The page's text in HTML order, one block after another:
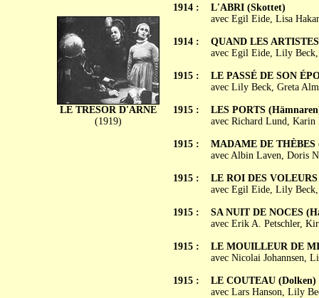
LE TRESOR D'ARNE
(1919)
1914 :
1914 :
1915 :
1915 :
1915 :
1915 :
1915 :
1915 :
1915 :
L'ABRI (Skottet)
avec Egil Eide, Lisa
QUAND LES
avec Egil Eide, Lily Beck,
LE PASSÉ DE SON
avec Lily Beck, Greta
LES PORTS
avec Richard Lund,
MADAME DE THÈBES
avec Albin Laven, Doris
LE ROI DES
avec Egil Eide, Lily Beck,
SA NUIT DE NOCES
avec Erik A. Petschler,
LE MOUILLEUR DE
avec Nicolai Johannsen,
LE COUTEAU (Dolken)
avec Lars Hanson, Lily